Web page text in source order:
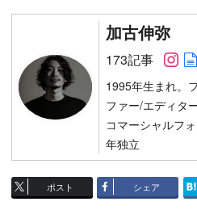
加古伸弥
173記事
1995年生まれ。
ファー/エディタ
コマーシャルフ
年独立
ポスト シェア